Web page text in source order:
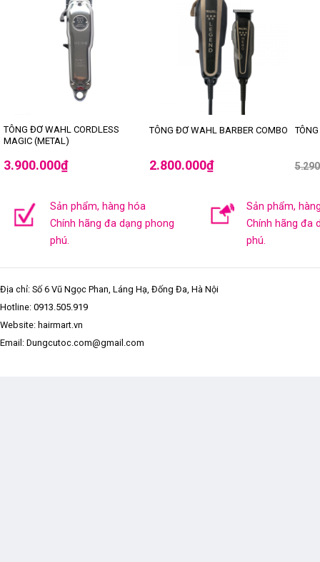
TÔNG ĐƠ WAHL CORDLESS
MAGIC (METAL)
3.900.000₫
TÔNG ĐƠ WAHL BARBER COMBO
2.800.000₫
Sản phẩm, hàng hóa
Chính hãng đa dạng phong
phú.
Sản phẩm,
Chính hãng đa
phú.
Địa chỉ: Số 6 Vũ Ngọc Phan, Láng Hạ, Đống Đa, Hà Nội
Hotline: 0913.505.919
Website: hairmart.vn
Email: Dungcutoc.com@gmail.com